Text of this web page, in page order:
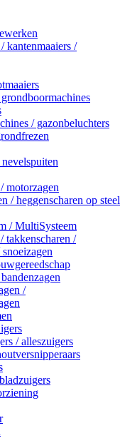
kantenmaaiers /
/ gazonbeluchters
motorzagen
/ heggenscharen op steel
/ MultiSysteem
takkenscharen /
/
/ alleszuigers